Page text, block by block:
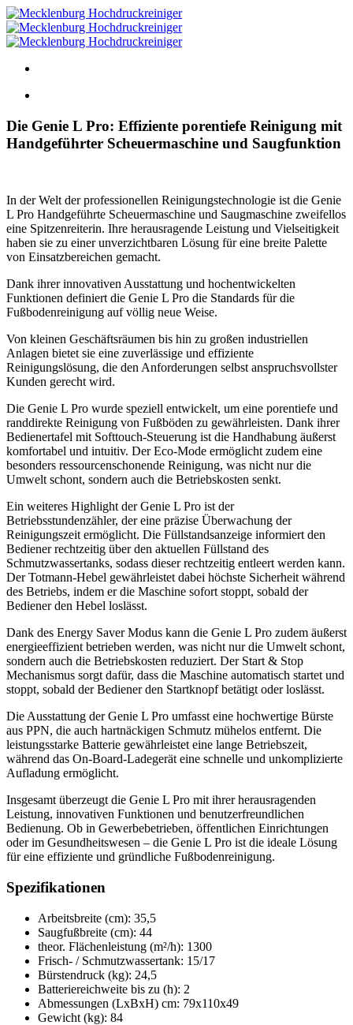
Die Genie L Pro: Effiziente porentiefe Reinigung mit
Handgeführter Scheuermaschine und Saugfunktion
In der Welt der professionellen Reinigungstechnologie ist die Genie
L Pro Handgeführte Scheuermaschine und Saugmaschine zweifellos
eine Spitzenreiterin. Ihre herausragende Leistung und Vielseitigkeit
haben sie zu einer unverzichtbaren Lösung für eine breite Palette
von Einsatzbereichen gemacht.
Dank ihrer innovativen Ausstattung und hochentwickelten
Funktionen definiert die Genie L Pro die Standards für die
Fußbodenreinigung auf völlig neue Weise.
Von kleinen Geschäftsräumen bis hin zu großen industriellen
Anlagen bietet sie eine zuverlässige und effiziente
Reinigungslösung, die den Anforderungen selbst anspruchsvollster
Kunden gerecht wird.
Die Genie L Pro wurde speziell entwickelt, um eine porentiefe und
randdirekte Reinigung von Fußböden zu gewährleisten. Dank ihrer
Bedienertafel mit Softtouch-Steuerung ist die Handhabung äußerst
komfortabel und intuitiv. Der Eco-Mode ermöglicht zudem eine
besonders ressourcenschonende Reinigung, was nicht nur die
Umwelt schont, sondern auch die Betriebskosten senkt.
Ein weiteres Highlight der Genie L Pro ist der
Betriebsstundenzähler, der eine präzise Überwachung der
Reinigungszeit ermöglicht. Die Füllstandsanzeige informiert den
Bediener rechtzeitig über den aktuellen Füllstand des
Schmutzwassertanks, sodass dieser rechtzeitig entleert werden kann.
Der Totmann-Hebel gewährleistet dabei höchste Sicherheit während
des Betriebs, indem er die Maschine sofort stoppt, sobald der
Bediener den Hebel loslässt.
Dank des Energy Saver Modus kann die Genie L Pro zudem äußerst
energieeffizient betrieben werden, was nicht nur die Umwelt schont,
sondern auch die Betriebskosten reduziert. Der Start & Stop
Mechanismus sorgt dafür, dass die Maschine automatisch startet und
stoppt, sobald der Bediener den Startknopf betätigt oder loslässt.
Die Ausstattung der Genie L Pro umfasst eine hochwertige Bürste
aus PPN, die auch hartnäckigen Schmutz mühelos entfernt. Die
leistungsstarke Batterie gewährleistet eine lange Betriebszeit,
während das On-Board-Ladegerät eine schnelle und unkomplizierte
Aufladung ermöglicht.
Insgesamt überzeugt die Genie L Pro mit ihrer herausragenden
Leistung, innovativen Funktionen und benutzerfreundlichen
Bedienung. Ob in Gewerbebetrieben, öffentlichen Einrichtungen
oder im Gesundheitswesen – die Genie L Pro ist die ideale Lösung
für eine effiziente und gründliche Fußbodenreinigung.
Spezifikationen
Arbeitsbreite (cm): 35,5
Saugfußbreite (cm): 44
theor. Flächenleistung (m²/h): 1300
Frisch- / Schmutzwassertank: 15/17
Bürstendruck (kg): 24,5
Batteriereichweite bis zu (h): 2
Abmessungen (LxBxH) cm: 79x110x49
Gewicht (kg): 84